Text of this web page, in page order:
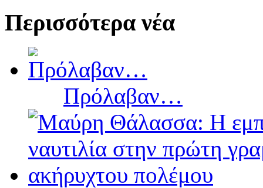
Περισσότερα νέα
Πρόλαβαν…